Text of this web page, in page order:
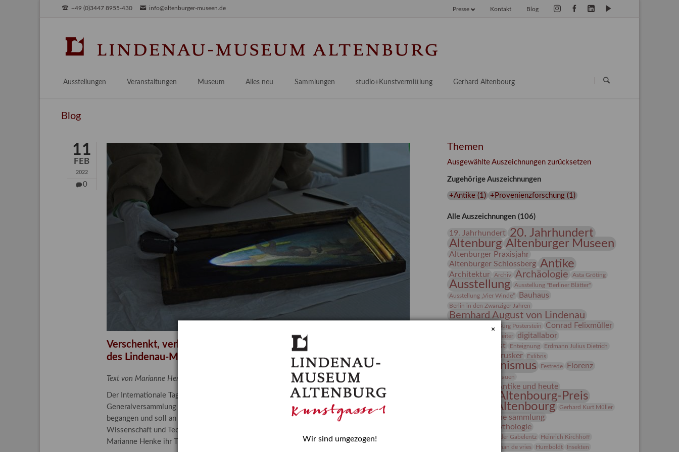
+49 (0)3447 8955-430 info@altenburger-museen.de Blog
Kontakt
Presse
Ausstellungen
Aktuell
Veranstaltungen Museum
Praktikum / Praxisprojekt
Bestandskataloge & Editionen
Gesamtverzeichnis
Kalender
Alles neu
Provenienzforschung
Kulturelle Vermittlung
Länderübergreifende kulturtouristische Ziele
Sammlungen
Malerei 17.–19. Jh.
Deutsche Malerei 20./21. Jh.
Grafische Sammlung
Kunstbibliothek
Restaurierung
Forschung
studio+Kunstvermittlung
Angebote für Erwachsene
Angebote für Kitas
Gerhard Altenbourg
Blog
11
FEB
2022
0
Verschenkt, verkauft, vergessen? – Kunstdetektivinnen im Dienste
des Lindenau-Museums
Text von Marianne Henke, Provenienzforscherin am Lindenau-Museum Altenburg
Der Internationale Tag der Frauen und Mädchen in der Wissenschaft wurde 2015 in der
Generalversammlung der Vereinten Nationen beschlossen. Er wird jährlich am 11. Februar
begangen und soll an die entscheidende Rolle erinnern, die Mädchen und Frauen in
Wissenschaft und Technologie spielen. In ihrem Blogbeitrag stellt Provenienzforscherin
Marianne Henke ihr Tätigkeitsfeld vor.
Themen
Ausgewählte Auszeichnungen zurücksetzen
Zugehörige Auszeichnungen
+Antike(1 ) +Provenienzforschung(1 )
Alle Auszeichnungen (106)
19. Jahrhundert 20. Jahrhundert
Altenburg Altenburger Museen
Altenburger Praxisjahr
Altenburger Schlossberg Antike
Architektur Archiv Archäologie Asta Gröting
Ausstellung
Ausstellung "Berliner Blätter"
Ausstellung „Vier Winde“
Bauhaus
Berlin in den Zwanziger Jahren
Bernhard August von Lindenau
Bibliothek
Burg Posterstein Conrad Felixmüller
Der Blaue Reiter
digitallabor
Entartete Kunst
Enteignung
Erdmann Julius Dietrich
estrusker Exlibris
Expressionismus Festrede Florenz
frauen
Frauen in der Antike und heute
Gerhard-Altenbourg-Preis
Gerhard Altenbourg
Gerhard Kurt Müller
grafische sammlung
griechische Mythologie
Hanns-Conon von der Gabelentz Heinrich Kirchhoff
herman de vries Humboldt
Insekten
×
Wir sind umgezogen!